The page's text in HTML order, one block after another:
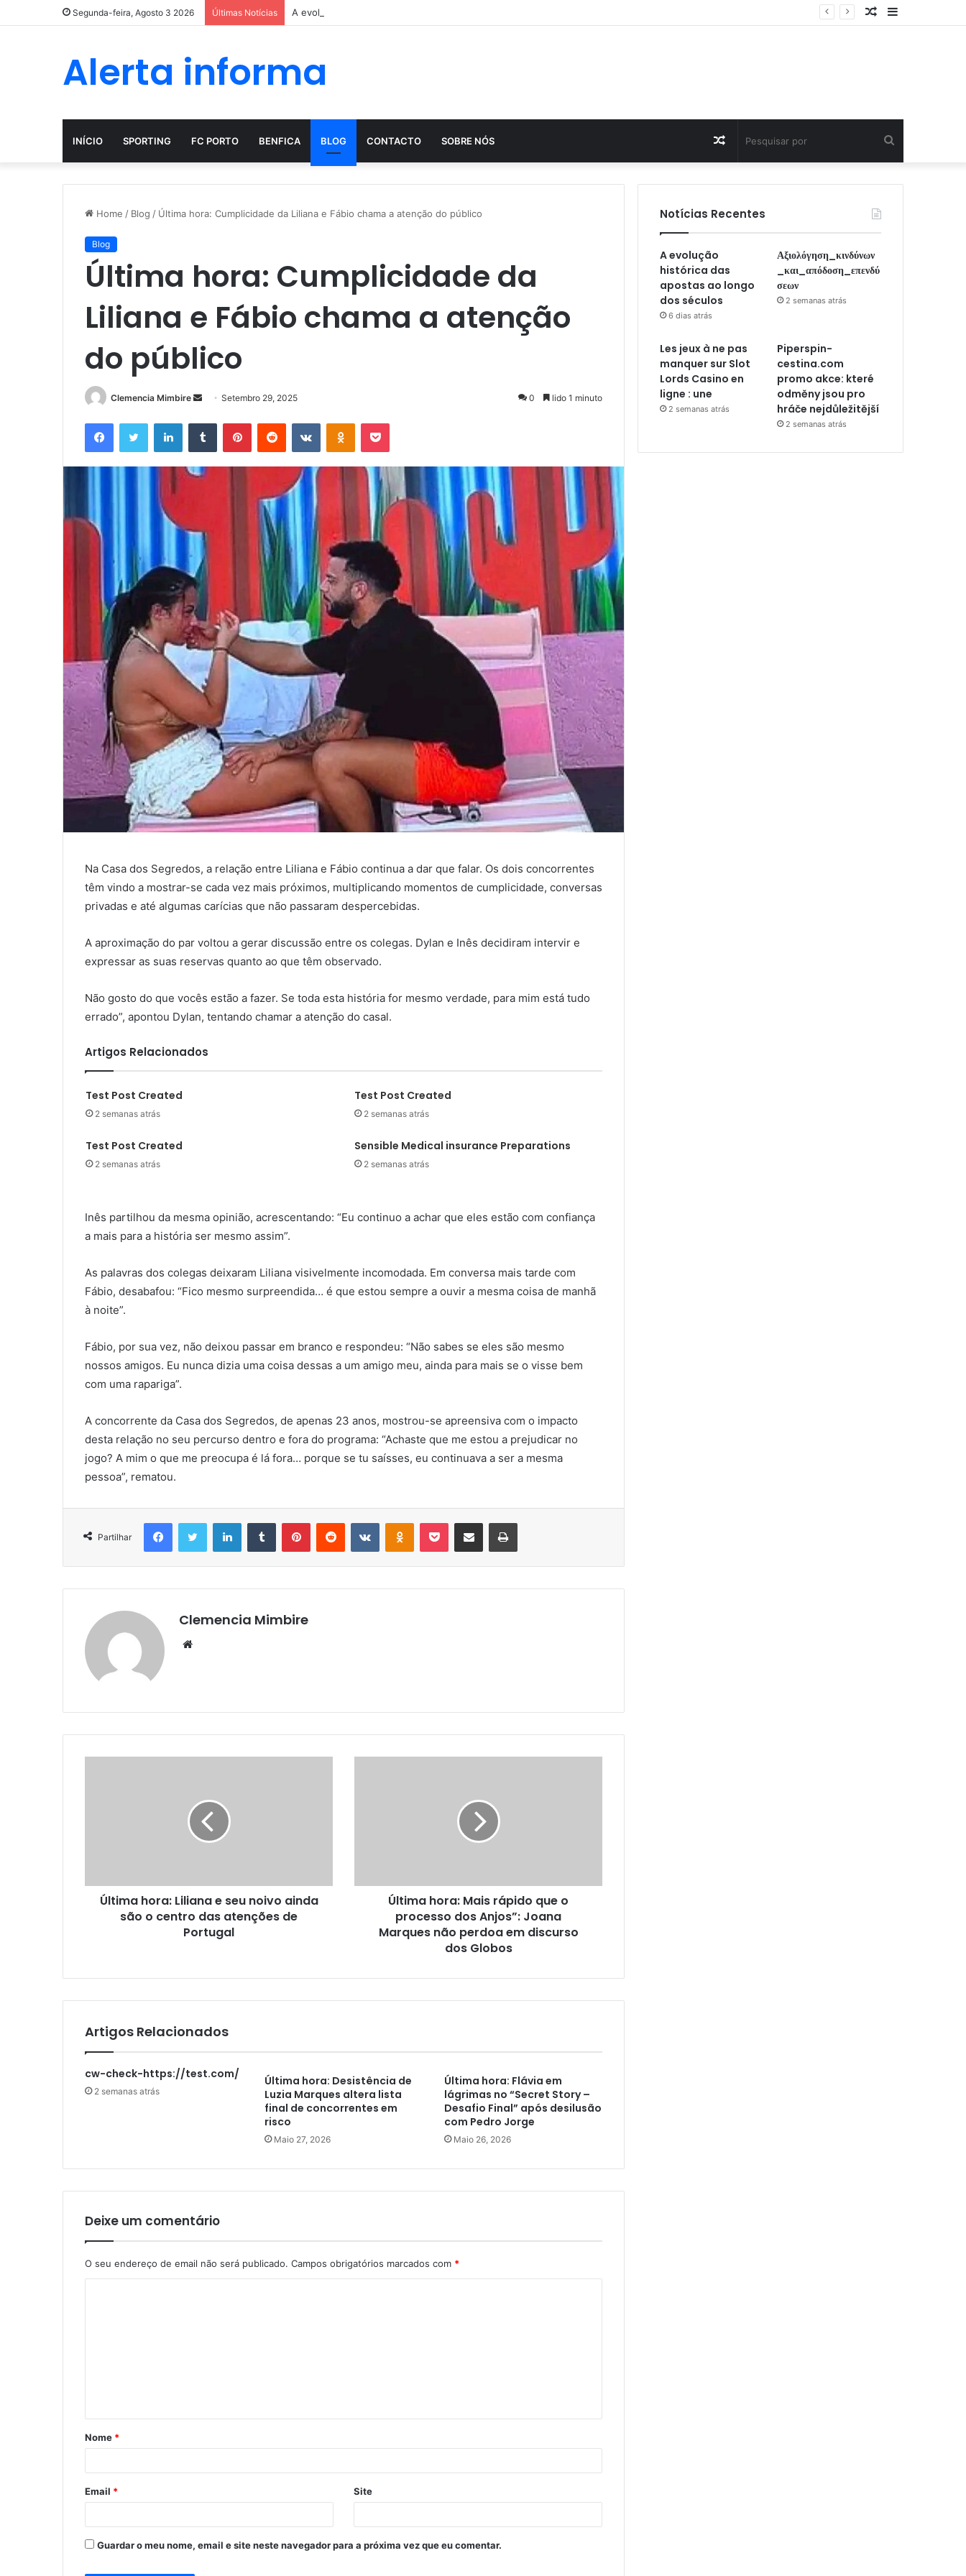
Segunda-feira, Agosto 3 2026 Últimas Notícias A evolução histórica das apostas ao longo dos séculos Sidebar
Artigo
Alerta informa
INÍCIO SPORTING FC PORTO BENFICA BLOG CONTACTO SOBRE NÓS
por
Artigo
Aleatório
Home / Blog / Última hora: Cumplicidade da Liliana e Fábio chama a atenção do público
Blog
Última hora: Cumplicidade da
Liliana e Fábio chama a atenção
do público
Clemencia Mimbire
Send
email
Setembro 29, 2025 0 lido 1 minuto
FacebookTwitter LinkedInTumblr PinterestReddit VKontakteOdnoklassniki
Pocket
Na Casa dos Segredos, a relação entre Liliana e Fábio continua a dar que falar. Os dois concorrentes
têm vindo a mostrar-se cada vez mais próximos, multiplicando momentos de cumplicidade, conversas
privadas e até algumas carícias que não passaram despercebidas.
A aproximação do par voltou a gerar discussão entre os colegas. Dylan e Inês decidiram intervir e
expressar as suas reservas quanto ao que têm observado.
Não gosto do que vocês estão a fazer. Se toda esta história for mesmo verdade, para mim está tudo
errado”, apontou Dylan, tentando chamar a atenção do casal.
Artigos Relacionados
Test Post Created
2 semanas atrás
Test Post Created
2 semanas atrás
Test Post Created
2 semanas atrás
Sensible Medical insurance Preparations
2 semanas atrás
Inês partilhou da mesma opinião, acrescentando: “Eu continuo a achar que eles estão com confiança
a mais para a história ser mesmo assim”.
As palavras dos colegas deixaram Liliana visivelmente incomodada. Em conversa mais tarde com
Fábio, desabafou: “Fico mesmo surpreendida… é que estou sempre a ouvir a mesma coisa de manhã
à noite”.
Fábio, por sua vez, não deixou passar em branco e respondeu: “Não sabes se eles são mesmo
nossos amigos. Eu nunca dizia uma coisa dessas a um amigo meu, ainda para mais se o visse bem
com uma rapariga”.
A concorrente da Casa dos Segredos, de apenas 23 anos, mostrou-se apreensiva com o impacto
desta relação no seu percurso dentro e fora do programa: “Achaste que me estou a prejudicar no
jogo? A mim o que me preocupa é lá fora… porque se tu saísses, eu continuava a ser a mesma
pessoa”, rematou.
Partilhar
FacebookTwitter LinkedInTumblr PinterestReddit VKontakteOdnoklassniki
Pocket Partilhar Via Email Imprimir
Clemencia Mimbire
Website
Última hora: Liliana e seu noivo ainda
são o centro das atenções de
Portugal
Última hora: Mais rápido que o
processo dos Anjos”: Joana
Marques não perdoa em discurso
dos Globos
Artigos Relacionados
cw-check-https://test.com/
2 semanas atrás
Última hora: Desistência de
Luzia Marques altera lista
final de concorrentes em
risco
Maio 27, 2026
Última hora: Flávia em
lágrimas no “Secret Story –
Desafio Final” após desilusão
com Pedro Jorge
Maio 26, 2026
Deixe um comentário
O seu endereço de email não será publicado. Campos obrigatórios marcados com *
á
r
*
Nome *
Email * Site
Guardar o meu nome, email e site neste navegador para a próxima vez que eu comentar.
Notícias Recentes
A evolução
histórica das
apostas ao longo
dos séculos
6 dias atrás
Αξιολόγηση_κινδύνων
_και_απόδοση_επενδύ
σεων
2 semanas atrás
Les jeux à ne pas
manquer sur Slot
Lords Casino en
ligne : une
2 semanas atrás
Piperspin-
cestina.com
promo akce: které
odměny jsou pro
hráče nejdůležitější
2 semanas atrás